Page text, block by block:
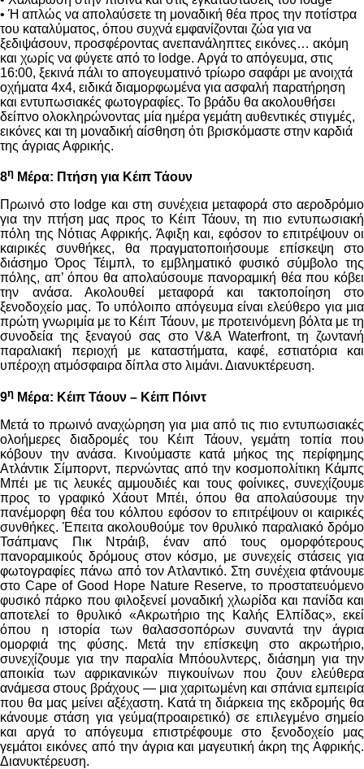
• Ή απλώς να απολαύσετε τη μοναδική θέα προς την ποτίστρα
του καταλύματος, όπου συχνά εμφανίζονται ζώα για να
ξεδιψάσουν, προσφέροντας ανεπανάληπτες εικόνες… ακόμη
και χωρίς να φύγετε από το lodge. Αργά το απόγευμα, στις
16:00, ξεκινά πάλι το απογευματινό τρίωρο σαφάρι με ανοιχτά
οχήματα 4x4, ειδικά διαμορφωμένα για ασφαλή παρατήρηση
και εντυπωσιακές φωτογραφίες. Το βράδυ θα ακολουθήσει
δείπνο ολοκληρώνοντας μία ημέρα γεμάτη αυθεντικές στιγμές,
εικόνες και τη μοναδική αίσθηση ότι βρισκόμαστε στην καρδιά
της άγριας Αφρικής.
8η Μέρα: Πτήση για Κέιπ Τάουν
Πρωινό στο lodge και στη συνέχεια μεταφορά στο αεροδρόμιο
για την πτήση μας προς το Κέιπ Τάουν, τη πιο εντυπωσιακή
πόλη της Νότιας Αφρικής. Άφιξη και, εφόσον το επιτρέψουν οι
καιρικές συνθήκες, θα πραγματοποιήσουμε επίσκεψη στο
διάσημο Όρος Τέιμπλ, το εμβληματικό φυσικό σύμβολο της
πόλης, απ’ όπου θα απολαύσουμε πανοραμική θέα που κόβει
την ανάσα. Ακολουθεί μεταφορά και τακτοποίηση στο
ξενοδοχείο μας. Το υπόλοιπο απόγευμα είναι ελεύθερο για μια
πρώτη γνωριμία με το Κέιπ Τάουν, με προτεινόμενη βόλτα με τη
συνοδεία της ξεναγού σας στο V&A Waterfront, τη ζωντανή
παραλιακή περιοχή με καταστήματα, καφέ, εστιατόρια και
υπέροχη ατμόσφαιρα δίπλα στο λιμάνι. Διανυκτέρευση.
9η Μέρα: Κέιπ Τάουν – Κέιπ Πόιντ
Μετά το πρωινό αναχώρηση για μια από τις πιο εντυπωσιακές
ολοήμερες διαδρομές του Κέιπ Τάουν, γεμάτη τοπία που
κόβουν την ανάσα. Κινούμαστε κατά μήκος της περίφημης
Ατλάντικ Σίμπορντ, περνώντας από την κοσμοπολίτικη Κάμπς
Μπέι με τις λευκές αμμουδιές και τους φοίνικες, συνεχίζουμε
προς το γραφικό Χάουτ Μπέι, όπου θα απολαύσουμε την
πανέμορφη θέα του κόλπου εφόσον το επιτρέψουν οι καιρικές
συνθήκες. Έπειτα ακολουθούμε τον θρυλικό παραλιακό δρόμο
Τσάπμανς Πικ Ντράιβ, έναν από τους ομορφότερους
πανοραμικούς δρόμους στον κόσμο, με συνεχείς στάσεις για
φωτογραφίες πάνω από τον Ατλαντικό. Στη συνέχεια φτάνουμε
στο Cape of Good Hope Nature Reserve, το προστατευόμενο
φυσικό πάρκο που φιλοξενεί μοναδική χλωρίδα και πανίδα και
αποτελεί το θρυλικό «Ακρωτήριο της Καλής Ελπίδας», εκεί
όπου η ιστορία των θαλασσοπόρων συναντά την άγρια
ομορφιά της φύσης. Μετά την επίσκεψη στο ακρωτήριο,
συνεχίζουμε για την παραλία Μπόουλντερς, διάσημη για την
αποικία των αφρικανικών πιγκουίνων που ζουν ελεύθερα
ανάμεσα στους βράχους — μια χαριτωμένη και σπάνια εμπειρία
που θα μας μείνει αξέχαστη. Κατά τη διάρκεια της εκδρομής θα
κάνουμε στάση για γεύμα(προαιρετικό) σε επιλεγμένο σημείο
και αργά το απόγευμα επιστρέφουμε στο ξενοδοχείο μας
γεμάτοι εικόνες από την άγρια και μαγευτική άκρη της Αφρικής.
Διανυκτέρευση.